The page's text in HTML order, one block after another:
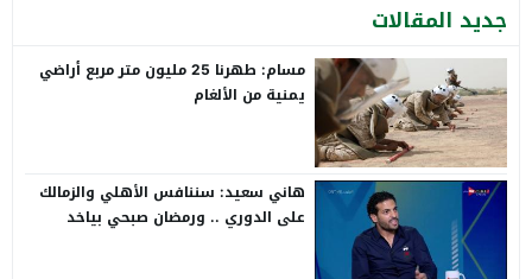
جديد المقالات
مسام: طهرنا 25 مليون متر مربع أراضي
يمنية من الألغام
هاني سعيد: سننافس الأهلي والزمالك
على الدوري .. ورمضان صبحي بياخد